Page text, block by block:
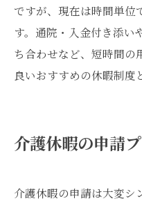
ですが、現在は時間単位
す。通院・入金付き添い
ち合わせなど、短時間の
良いおすすめの休暇制度
介護休暇の申請
介護休暇の申請は大変シ